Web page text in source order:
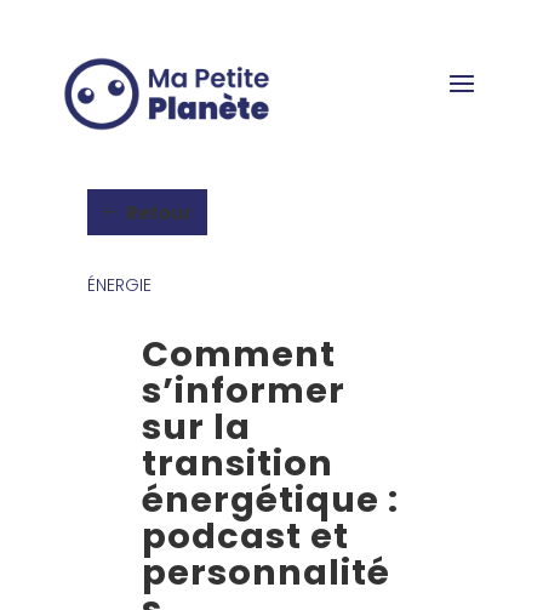
Retour
ÉNERGIE
Comment
s’informer
sur la
transition
énergétique :
podcast et
personnalité